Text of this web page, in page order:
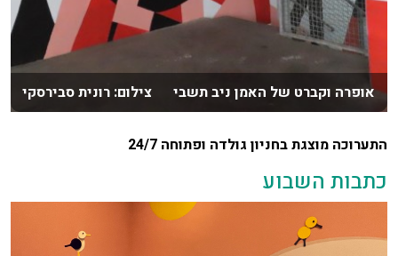
אופרה וקברט של האמן ניב תשבי צילום: רונית סבירסקי
התערוכה מוצגת בחניון גולדה ופתוחה 24/7
כתבות השבוע